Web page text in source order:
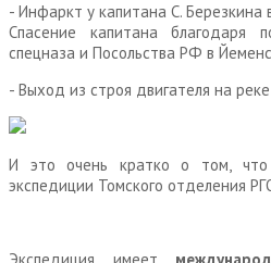
- Инфаркт у капитана С. Березкина
Спасение капитана благодаря
спецназа и Посольства РФ в
- Выход из строя двигателя на
И это очень кратко о том,
экспедиции Томского отделения